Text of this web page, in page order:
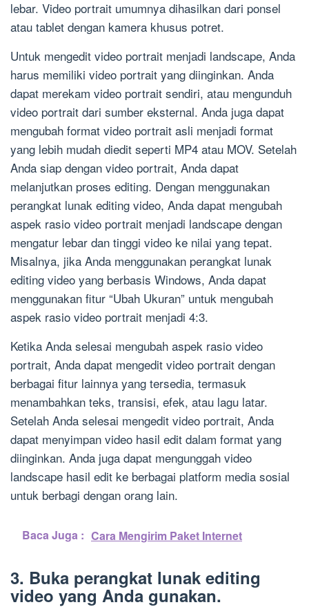
lebar. Video portrait umumnya dihasilkan dari ponsel
atau tablet dengan kamera khusus potret.
Untuk mengedit video portrait menjadi landscape, Anda
harus memiliki video portrait yang diinginkan. Anda
dapat merekam video portrait sendiri, atau mengunduh
video portrait dari sumber eksternal. Anda juga dapat
mengubah format video portrait asli menjadi format
yang lebih mudah diedit seperti MP4 atau MOV. Setelah
Anda siap dengan video portrait, Anda dapat
melanjutkan proses editing. Dengan menggunakan
perangkat lunak editing video, Anda dapat mengubah
aspek rasio video portrait menjadi landscape dengan
mengatur lebar dan tinggi video ke nilai yang tepat.
Misalnya, jika Anda menggunakan perangkat lunak
editing video yang berbasis Windows, Anda dapat
menggunakan fitur “Ubah Ukuran” untuk mengubah
aspek rasio video portrait menjadi 4:3.
Ketika Anda selesai mengubah aspek rasio video
portrait, Anda dapat mengedit video portrait dengan
berbagai fitur lainnya yang tersedia, termasuk
menambahkan teks, transisi, efek, atau lagu latar.
Setelah Anda selesai mengedit video portrait, Anda
dapat menyimpan video hasil edit dalam format yang
diinginkan. Anda juga dapat mengunggah video
landscape hasil edit ke berbagai platform media sosial
untuk berbagi dengan orang lain.
Baca Juga : Cara Mengirim Paket Internet
3. Buka perangkat lunak editing
video yang Anda gunakan.